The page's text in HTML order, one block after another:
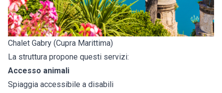
Chalet Gabry (Cupra Marittima)
La struttura propone questi servizi:
Accesso animali
Spiaggia accessibile a disabili